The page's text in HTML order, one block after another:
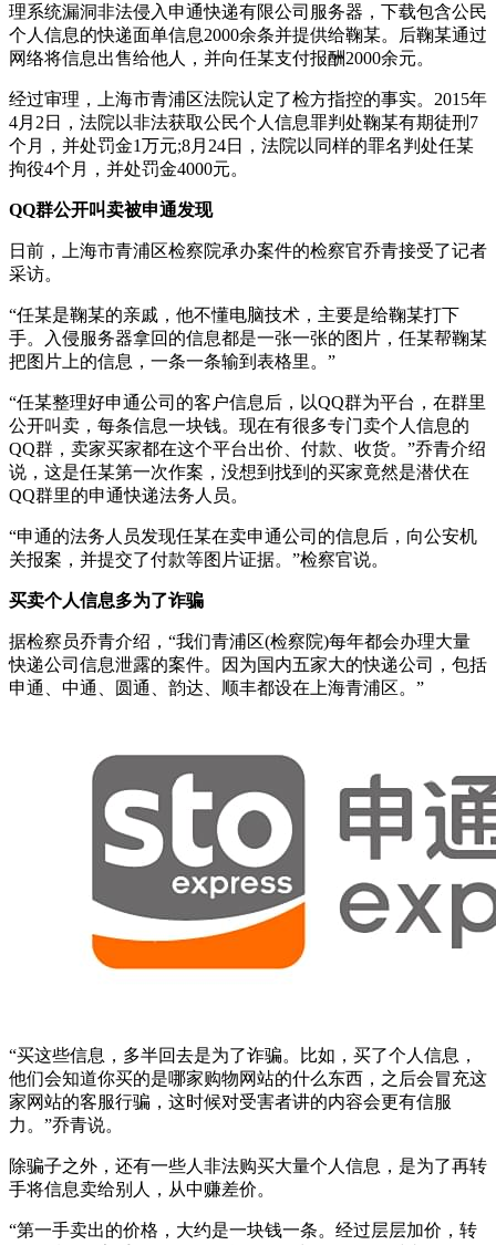
理系统漏洞非法侵入申通快递有限公司服务器，下载包含公民
个人信息的快递面单信息2000余条并提供给鞠某。后鞠某通过
网络将信息出售给他人，并向任某支付报酬2000余元。
经过审理，上海市青浦区法院认定了检方指控的事实。2015年
4月2日，法院以非法获取公民个人信息罪判处鞠某有期徒刑7
个月，并处罚金1万元;8月24日，法院以同样的罪名判处任某
拘役4个月，并处罚金4000元。
QQ群公开叫卖被申通发现
日前，上海市青浦区检察院承办案件的检察官乔青接受了记者
采访。
“任某是鞠某的亲戚，他不懂电脑技术，主要是给鞠某打下
手。入侵服务器拿回的信息都是一张一张的图片，任某帮鞠某
把图片上的信息，一条一条输到表格里。”
“任某整理好申通公司的客户信息后，以QQ群为平台，在群里
公开叫卖，每条信息一块钱。现在有很多专门卖个人信息的
QQ群，卖家买家都在这个平台出价、付款、收货。”乔青介绍
说，这是任某第一次作案，没想到找到的买家竟然是潜伏在
QQ群里的申通快递法务人员。
“申通的法务人员发现任某在卖申通公司的信息后，向公安机
关报案，并提交了付款等图片证据。”检察官说。
买卖个人信息多为了诈骗
据检察员乔青介绍，“我们青浦区(检察院)每年都会办理大量
快递公司信息泄露的案件。因为国内五家大的快递公司，包括
申通、中通、圆通、韵达、顺丰都设在上海青浦区。”
“买这些信息，多半回去是为了诈骗。比如，买了个人信息，
他们会知道你买的是哪家购物网站的什么东西，之后会冒充这
家网站的客服行骗，这时候对受害者讲的内容会更有信服
力。”乔青说。
除骗子之外，还有一些人非法购买大量个人信息，是为了再转
手将信息卖给别人，从中赚差价。
“第一手卖出的价格，大约是一块钱一条。经过层层加价，转